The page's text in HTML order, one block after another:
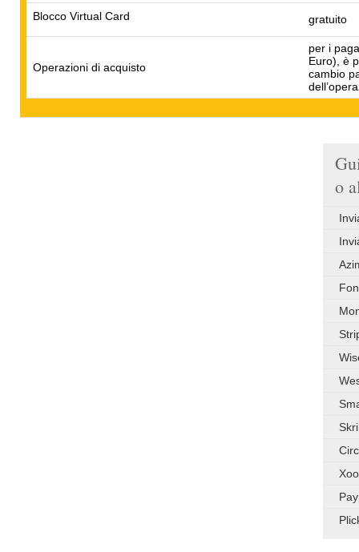
Blocco Virtual Card gratuito
Operazioni di acquisto
per i
Euro), è
cambio
o